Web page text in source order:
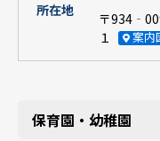
所在地
〒
１
案内
保育園・幼稚園